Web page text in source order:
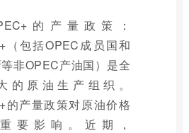
的产量政策：
（包括OPEC成员国和
非OPEC产油国）是全
的原油生产组织。
的产量政策对原油价格
要影响。近期，